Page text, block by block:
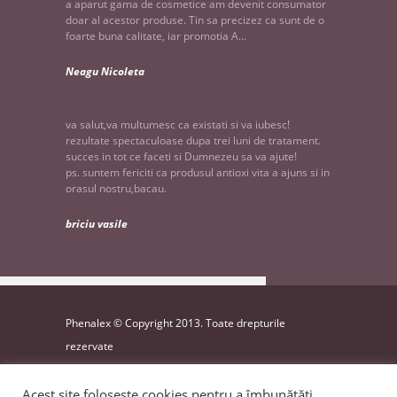
a aparut gama de cosmetice am devenit consumator
doar al acestor produse. Tin sa precizez ca sunt de o
foarte buna calitate, iar promotia A...
Neagu Nicoleta
va salut,va multumesc ca existati si va iubesc!
rezultate spectaculoase dupa trei luni de tratament.
succes in tot ce faceti si Dumnezeu sa va ajute!
ps. suntem fericiti ca produsul antioxi vita a ajuns si in
orasul nostru,bacau.
briciu vasile
Phenalex © Copyright 2013. Toate drepturile
rezervate
website byINK9